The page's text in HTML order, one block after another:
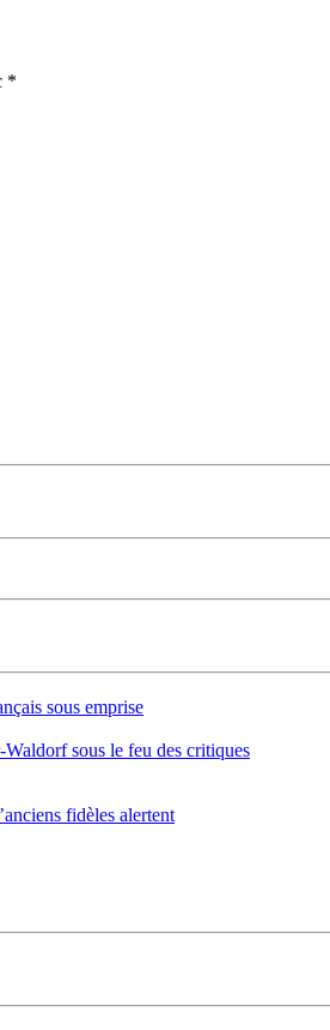
*
sous emprise
sous le feu des critiques
fidèles alertent